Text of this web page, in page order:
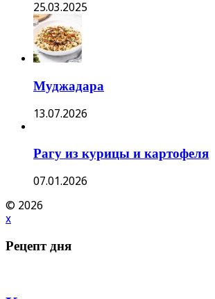
25.03.2025
Муджадара
13.07.2026
Рагу из курицы и картофеля
07.01.2026
© 2026
x
Рецепт дня